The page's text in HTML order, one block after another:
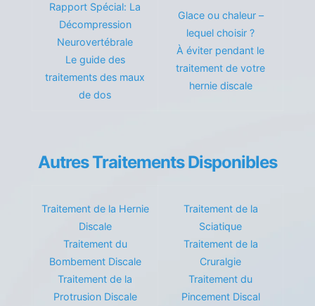
Rapport Spécial: La
Décompression
Neurovertébrale
Le guide des
traitements des maux
de dos
Glace ou chaleur –
lequel choisir ?
À éviter pendant le
traitement de votre
hernie discale
Autres Traitements Disponibles
Traitement de la Hernie
Discale
Traitement du
Bombement Discale
Traitement de la
Protrusion Discale
Traitement de la
Sciatique
Traitement de la
Cruralgie
Traitement du
Pincement Discal